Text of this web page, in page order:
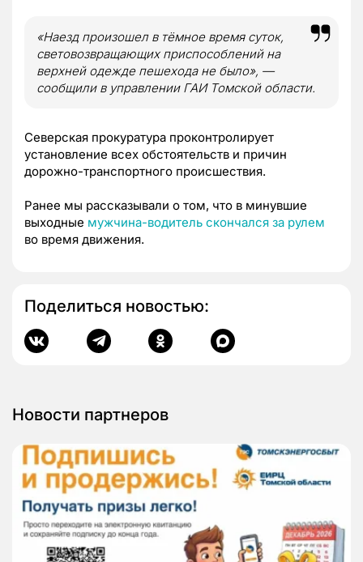
«Наезд произошел в тёмное время суток,
световозвращающих приспособлений на
верхней одежде пешехода не было», —
сообщили в управлении ГАИ Томской области.
Северская прокуратура проконтролирует
установление всех обстоятельств и причин
дорожно-транспортного происшествия.
Ранее мы рассказывали о том, что в минувшие
выходные мужчина-водитель скончался за рулем
во время движения.
Поделиться новостью:
Новости партнеров